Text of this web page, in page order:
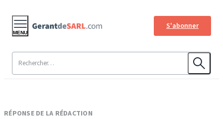
S'abonner
MENU
RÉPONSE DE LA RÉDACTION